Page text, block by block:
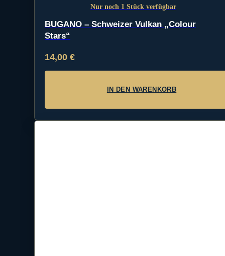
Nur noch 1 Stück verfügbar
BUGANO – Schweizer Vulkan „Colour
Stars“
14,00 €
IN DEN WARENKORB